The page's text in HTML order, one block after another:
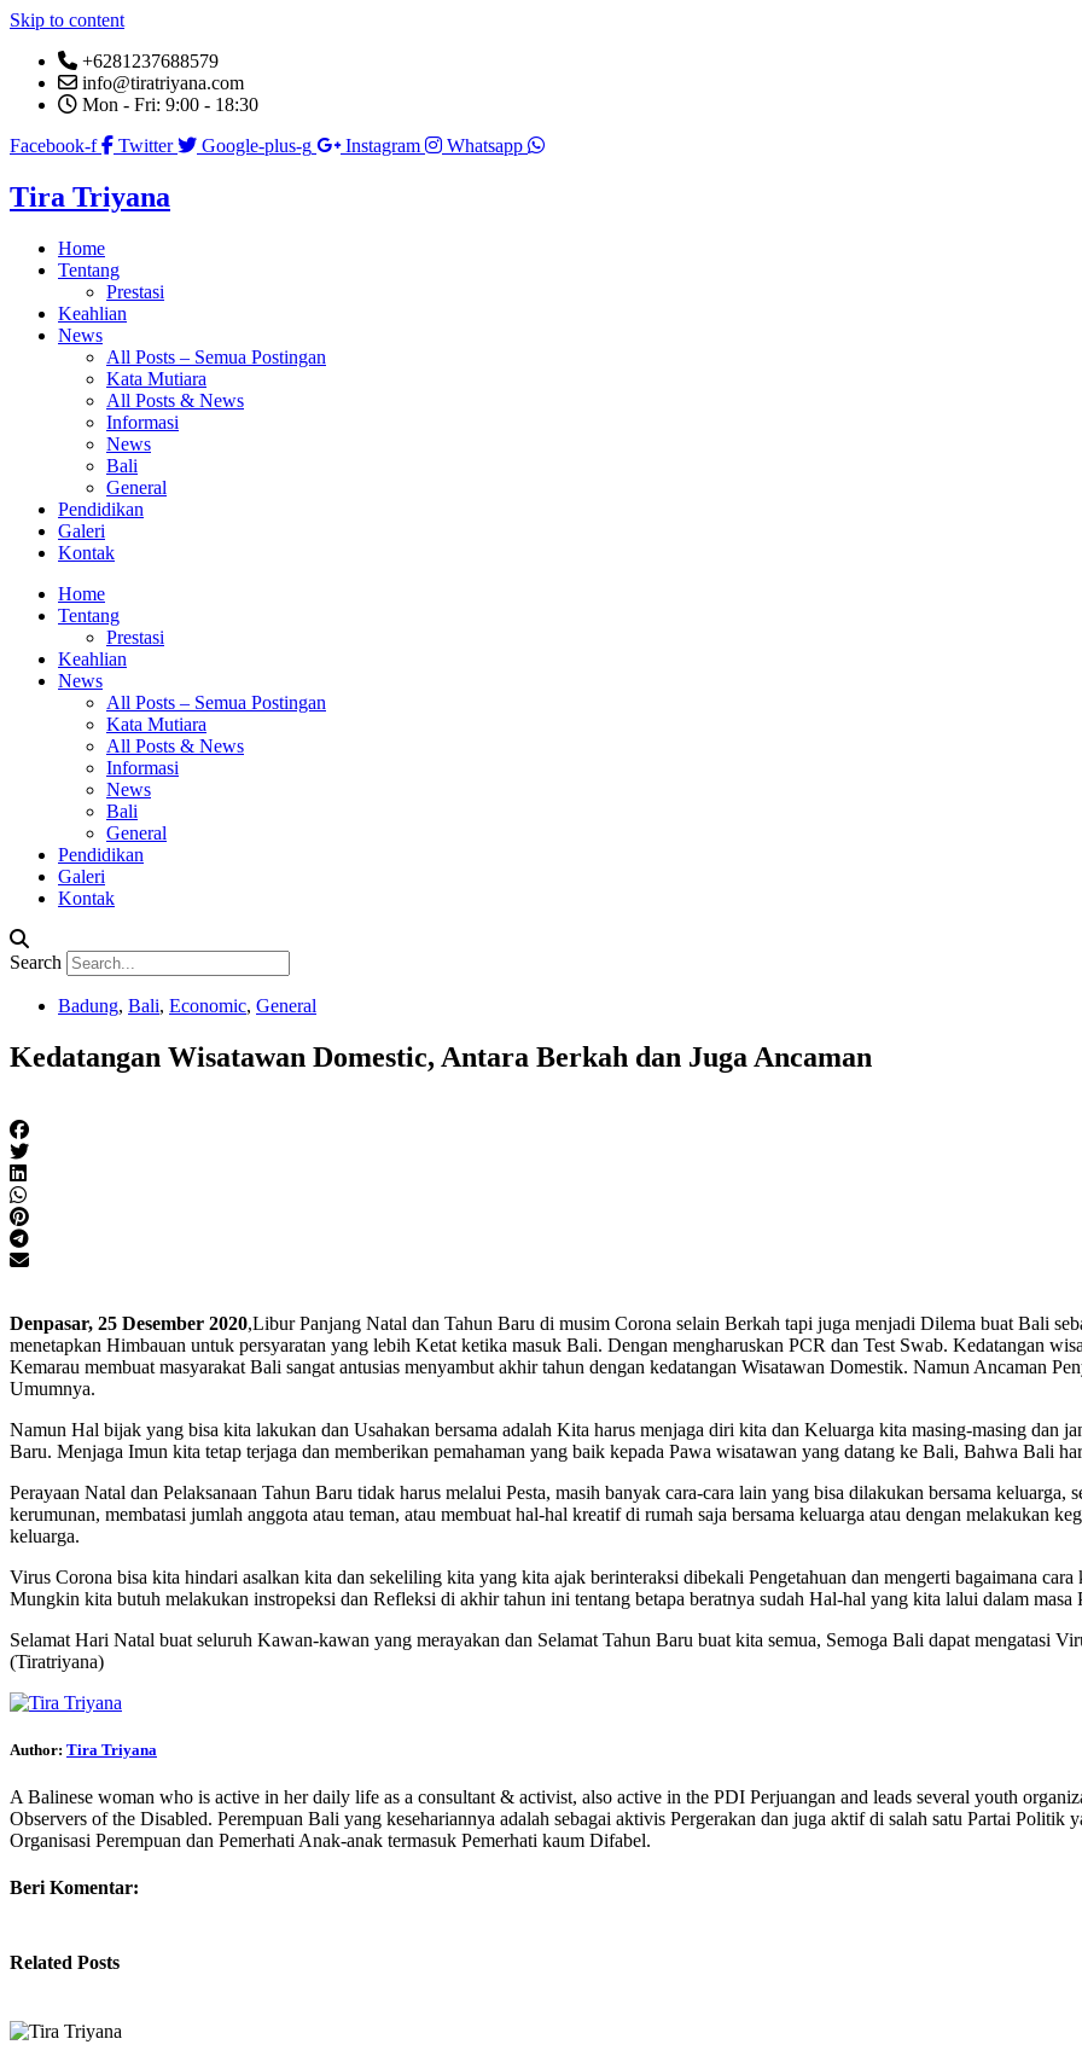
Skip to content
+6281237688579
info@tiratriyana.com
Mon - Fri: 9:00 - 18:30
Facebook-f
Twitter Google-plus-g Instagram Whatsapp
Tira Triyana
Home
Tentang
Prestasi
Keahlian
News
All Posts – Semua Postingan
Kata Mutiara
All Posts & News
Informasi
News
Bali
General
Pendidikan
Galeri
Kontak
Home
Tentang
Prestasi
Keahlian
News
All Posts – Semua Postingan
Kata Mutiara
All Posts & News
Informasi
News
Bali
General
Pendidikan
Galeri
Kontak
Search
Badung, Bali, Economic, General
Kedatangan Wisatawan Domestic, Antara Berkah dan Juga Ancaman
Denpasar, 25 Desember 2020,Libur Panjang Natal dan Tahun Baru di musim Corona selain Berkah tapi juga menjadi Dilema buat Bali
menetapkan Himbauan untuk persyaratan yang lebih Ketat ketika masuk Bali. Dengan mengharuskan PCR dan Test Swab. Kedatangan
Kemarau membuat masyarakat Bali sangat antusias menyambut akhir tahun dengan kedatangan Wisatawan Domestik. Namun Ancaman
Umumnya.
Namun Hal bijak yang bisa kita lakukan dan Usahakan bersama adalah Kita harus menjaga diri kita dan Keluarga kita masing-masing dan
Baru. Menjaga Imun kita tetap terjaga dan memberikan pemahaman yang baik kepada Pawa wisatawan yang datang ke Bali, Bahwa Bali
Perayaan Natal dan Pelaksanaan Tahun Baru tidak harus melalui Pesta, masih banyak cara-cara lain yang bisa dilakukan bersama keluarga,
kerumunan, membatasi jumlah anggota atau teman, atau membuat hal-hal kreatif di rumah saja bersama keluarga atau dengan melakukan
keluarga.
Virus Corona bisa kita hindari asalkan kita dan sekeliling kita yang kita ajak berinteraksi dibekali Pengetahuan dan mengerti bagaimana
Mungkin kita butuh melakukan instropeksi dan Refleksi di akhir tahun ini tentang betapa beratnya sudah Hal-hal yang kita lalui dalam masa
Selamat Hari Natal buat seluruh Kawan-kawan yang merayakan dan Selamat Tahun Baru buat kita semua, Semoga Bali dapat mengatasi
(Tiratriyana)
Author: Tira Triyana
A Balinese woman who is active in her daily life as a consultant & activist, also active in the PDI Perjuangan and leads several youth
Observers of the Disabled. Perempuan Bali yang kesehariannya adalah sebagai aktivis Pergerakan dan juga aktif di salah satu Partai Politik
Organisasi Perempuan dan Pemerhati Anak-anak termasuk Pemerhati kaum Difabel.
Beri Komentar:
Related Posts